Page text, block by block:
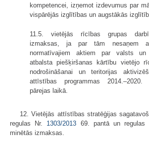
kompetencei, izņemot izdevumus par
vispārējās izglītības un augstākās
11.5. vietējās rīcības grupas
izmaksas, ja par tām nesaņem
normatīvajiem aktiem par valsts un
atbalsta piešķiršanas kārtību vietējo
nodrošināšanai un teritorijas
attīstības programmas 2014.–2020.
pārejas laikā.
12. Vietējās attīstības stratēģijas
regulas Nr. 1303/2013 69. pantā un regulas
minētās izmaksas.